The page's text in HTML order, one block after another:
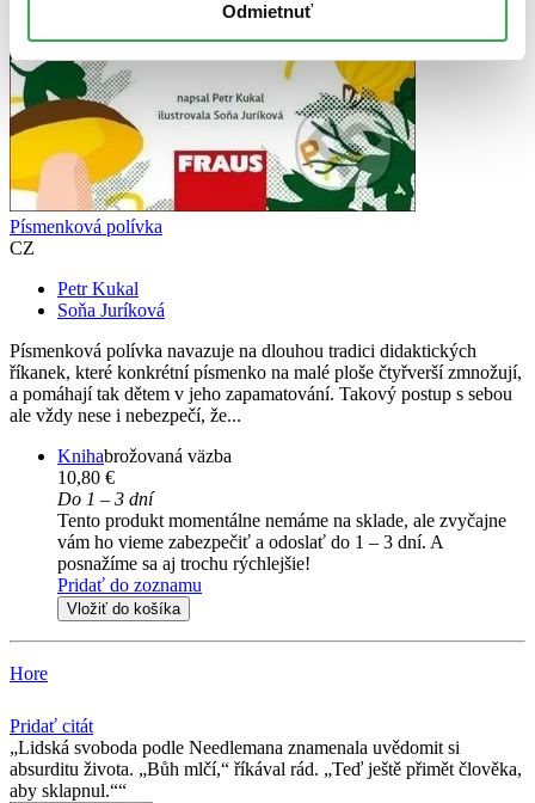
Odmietnuť
Písmenková polívka
CZ
Petr Kukal
Soňa Juríková
Písmenková polívka navazuje na dlouhou tradici didaktických
říkanek, které konkrétní písmenko na malé ploše čtyřverší zmnožují,
a pomáhají tak dětem v jeho zapamatování. Takový postup s sebou
ale vždy nese i nebezpečí, že...
Knihabrožovaná väzba
10,80 €
Do 1 – 3 dní
Tento produkt momentálne nemáme na sklade, ale zvyčajne
vám ho vieme zabezpečiť a odoslať do 1 – 3 dní. A
posnažíme sa aj trochu rýchlejšie!
Pridať do zoznamu
Vložiť do košíka
Hore
Pridať citát
Lidská svoboda podle Needlemana znamenala uvědomit si
absurditu života. „Bůh mlčí,“ říkával rád. „Teď ještě přimět člověka,
aby sklapnul.“